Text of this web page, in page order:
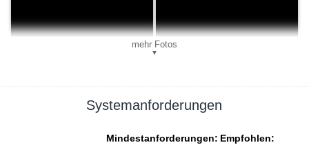
mehr Fotos
▼
Systemanforderungen
Mindestanforderungen: Empfohlen: